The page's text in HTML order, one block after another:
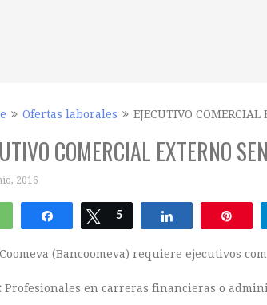
Ofertas laborales EJECUTIVO COMERCIAL
COMERCIAL EXTERNO
2016
WhatsApp Compartir Twittear
5 Compartir
(Bancoomeva) requiere ejecutivos
Profesionales en carreras financieras o